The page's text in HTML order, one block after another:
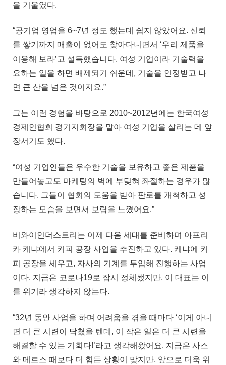
을 기울였다.
“공기업 영업을 6~7년 정도 했는데 쉽지 않았어요. 신뢰
를 쌓기까지 매출이 없어도 찾아다니면서 ‘우리 제품을
이용해 보라’고 설득했습니다. 여성 기업이라 기술력을
요하는 일을 하면 배제되기 쉬운데, 기술을 인정받고 나
면 큰 산을 넘은 것이지요.”
그는 이런 경험을 바탕으로 2010~2012년에는 한국여성
경제인협회 경기지회장을 맡아 여성 기업을 살리는 데 앞
장서기도 했다.
“여성 기업인들은 우수한 기술을 보유하고 좋은 제품을
만들어놓고도 마케팅의 벽에 부딪혀 좌절하는 경우가 많
습니다. 그들이 협회의 도움을 받아 판로를 개척하고 성
장하는 모습을 보면서 보람을 느꼈어요.”
비와이인더스트리는 이제 다음 세대를 준비하며 아프리
카 케냐에서 커피 공장 사업을 추진하고 있다. 케냐에 커
피 공장을 세우고, 자사의 기계를 투입해 진행하는 사업
이다. 지금은 코로나19로 잠시 정체됐지만, 이 대표는 이
를 위기라 생각하지 않는다.
“32년 동안 사업을 하며 어려움을 겪을 때마다 ‘이게 아니
면 더 큰 시련이 닥쳤을 텐데, 이 작은 일은 더 큰 시련을
해결할 수 있는 기회다!’라고 생각해왔어요. 지금은 사스
와 메르스 때보다 더 힘든 상황이 맞지만, 앞으로 더욱 위